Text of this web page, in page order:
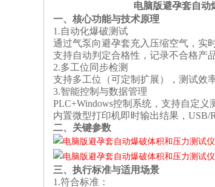
电脑版避孕套自动
‌一、核心功能与技术原理‌
1.‌自动化爆破测试‌
通过气泵向避孕套充入压缩空气，实
支持自动判定合格性，记录不合格产
2.‌多工位同步检测‌
支持多工位（可定制扩展），测试效
3.‌智能控制与数据管理‌
PLC+Windows控制系统，支持自定义
内置微型打印机即时输出结果，USB/
‌二、关键参数
‌三、 执行标准与适用场景‌
1.符合标准：